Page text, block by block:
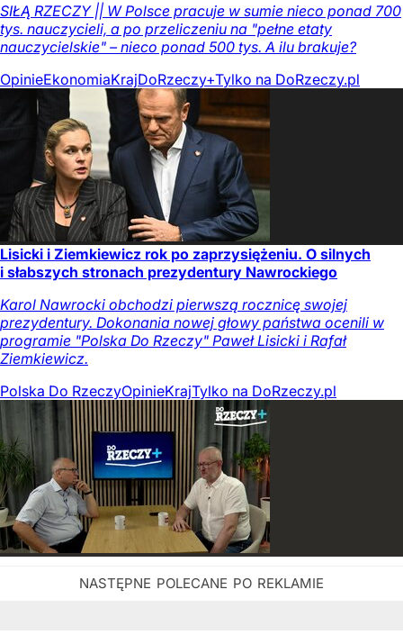
SIŁĄ RZECZY || W Polsce pracuje w sumie nieco ponad 700
tys. nauczycieli, a po przeliczeniu na "pełne etaty
nauczycielskie" – nieco ponad 500 tys. A ilu brakuje?
OpinieEkonomiaKrajDoRzeczy+Tylko na DoRzeczy.pl
Lisicki i Ziemkiewicz rok po zaprzysiężeniu. O silnych
i słabszych stronach prezydentury Nawrockiego
Karol Nawrocki obchodzi pierwszą rocznicę swojej
prezydentury. Dokonania nowej głowy państwa ocenili w
programie "Polska Do Rzeczy" Paweł Lisicki i Rafał
Ziemkiewicz.
Polska Do RzeczyOpinieKrajTylko na DoRzeczy.pl